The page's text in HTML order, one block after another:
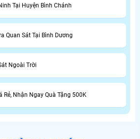
Tại Huyện Bình Chánh
Quan Sát Tại Bình Dương
Ngoài Trời
Rẻ, Nhận Ngay Quà Tặng 500K